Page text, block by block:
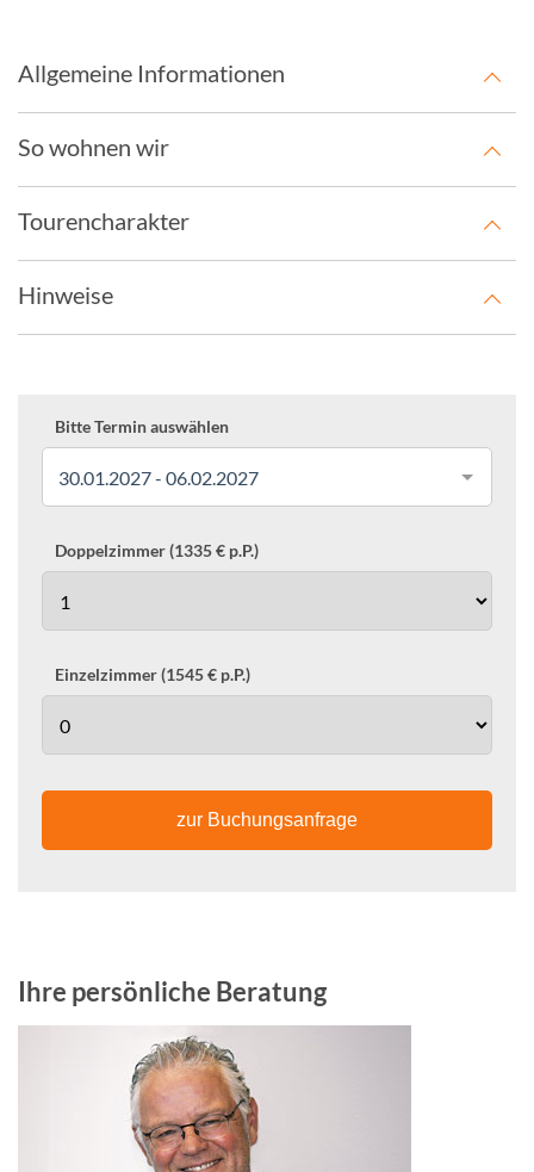
Allgemeine Informationen
So wohnen wir
Tourencharakter
Hinweise
Bitte Termin auswählen
30.01.2027 - 06.02.2027
Doppelzimmer (1335 € p.P.)
Einzelzimmer (1545 € p.P.)
zur Buchungsanfrage
Ihre persönliche Beratung